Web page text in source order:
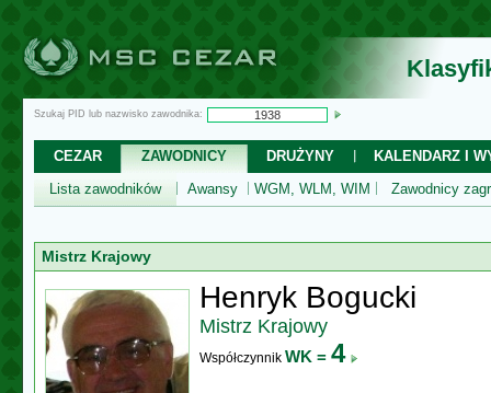
Szukaj PID lub nazwisko zawodnika:
CEZAR ZAWODNICY DRUŻYNY
KALENDARZ I
Lista zawodników
Awansy WGM, WLM, WIM Zawodnicy
Mistrz Krajowy
Henryk Bogucki
Mistrz Krajowy
Współczynnik WK = 4